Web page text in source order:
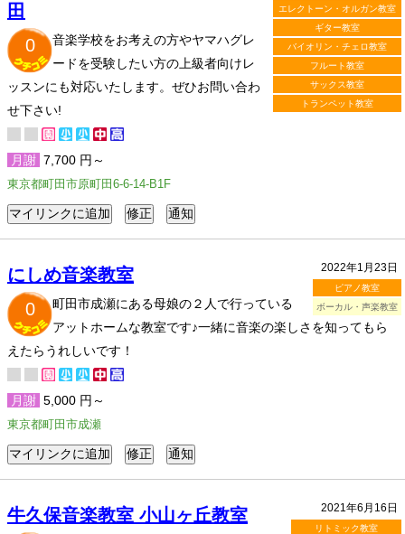
エレクトーン・オルガン教室
ギター教室
バイオリン・チェロ教室
フルート教室
サックス教室
トランペット教室
田
0
音楽学校をお考えの方やヤマハグレ
ードを受験したい方の上級者向けレ
ッスンにも対応いたします。ぜひお問い合わ
せ下さい!
月謝 7,700 円～
東京都町田市原町田6-6-14-B1F
2022年1月23日
ピアノ教室
ボーカル・声楽教室
にしめ音楽教室
0
町田市成瀬にある母娘の２人で行っている
アットホームな教室です♪一緒に音楽の楽しさを知ってもら
えたらうれしいです！
月謝 5,000 円～
東京都町田市成瀬
2021年6月16日
リトミック教室
牛久保音楽教室 小山ヶ丘教室